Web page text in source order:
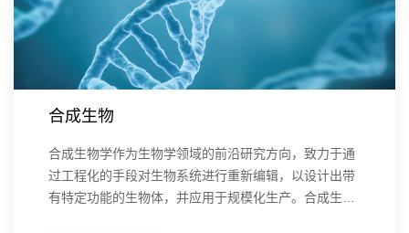
合成生物
合成生物学作为生物学领域的前沿研究方向，致力于通
过工程化的手段对生物系统进行重新编辑，以设计出带
有特定功能的生物体，并应用于规模化生产。合成生物